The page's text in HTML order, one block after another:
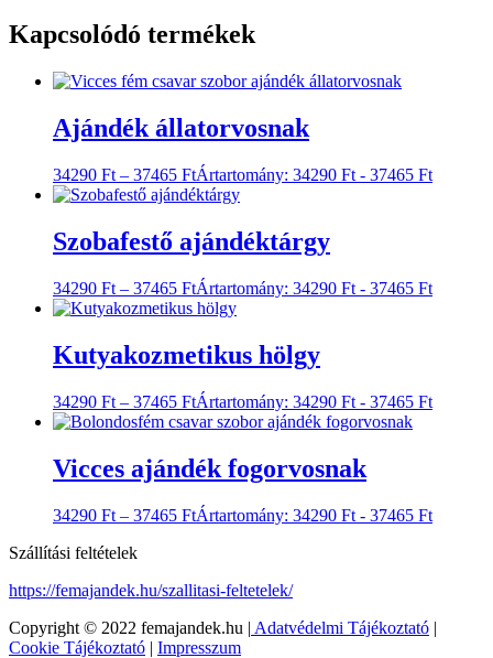
Kapcsolódó termékek
Ajándék állatorvosnak
34290 Ft – 37465 FtÁrtartomány: 34290 Ft - 37465 Ft
Szobafestő ajándéktárgy
34290 Ft – 37465 FtÁrtartomány: 34290 Ft - 37465 Ft
Kutyakozmetikus hölgy
34290 Ft – 37465 FtÁrtartomány: 34290 Ft - 37465 Ft
Vicces ajándék fogorvosnak
34290 Ft – 37465 FtÁrtartomány: 34290 Ft - 37465 Ft
Szállítási feltételek
https://femajandek.hu/szallitasi-feltetelek/
Copyright © 2022 femajandek.hu | Adatvédelmi Tájékoztató |
Cookie Tájékoztató | Impresszum